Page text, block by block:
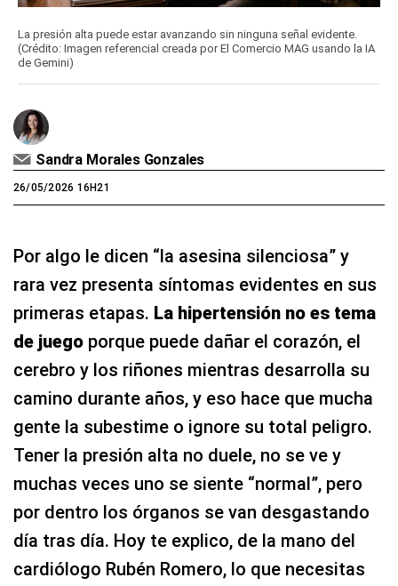
La presión alta puede estar avanzando sin ninguna señal evidente.
(Crédito: Imagen referencial creada por El Comercio MAG usando la IA
de Gemini)
Sandra Morales Gonzales
26/05/2026 16H21
Por algo le dicen “la asesina silenciosa” y
rara vez presenta síntomas evidentes en sus
primeras etapas. La hipertensión no es tema
de juego porque puede dañar el corazón, el
cerebro y los riñones mientras desarrolla su
camino durante años, y eso hace que mucha
gente la subestime o ignore su total peligro.
Tener la presión alta no duele, no se ve y
muchas veces uno se siente “normal”, pero
por dentro los órganos se van desgastando
día tras día. Hoy te explico, de la mano del
cardiólogo Rubén Romero, lo que necesitas